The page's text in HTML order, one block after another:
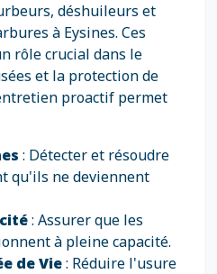
déshuileurs et
à Eysines. Ces
rôle crucial dans le
et la protection de
proactif permet
: Détecter et résoudre
qu'ils ne deviennent
: Assurer que les
à pleine capacité.
de Vie: Réduire l'usure